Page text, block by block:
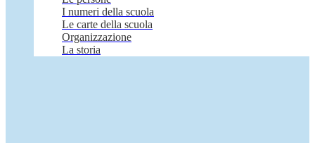
I numeri della scuola
Le carte della scuola
Organizzazione
La storia